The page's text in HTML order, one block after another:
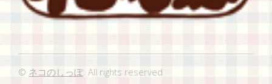
© ネコのしっぽ. All rights reserved